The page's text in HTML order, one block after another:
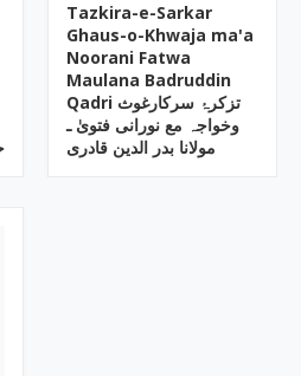
Tazkira-e-Sarkar
Ghaus-o-Khwaja ma'a
Noorani Fatwa
Maulana Badruddin
Qadri تزکرۂ سرکارغوث
وخواجہ مع نورانی فتویٰ ـ
مولانا بدر الدین قادری